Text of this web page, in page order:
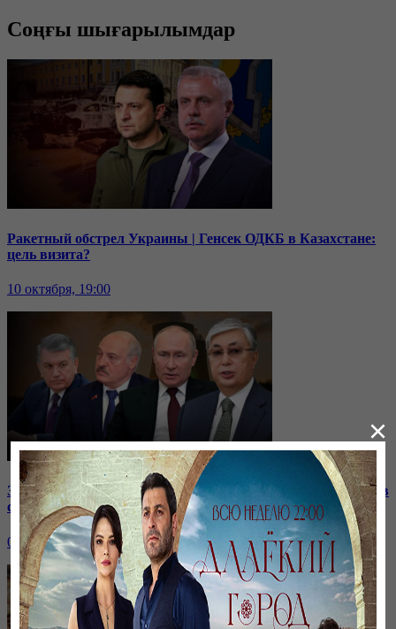
Соңғы шығарылымдар
Ракетный обстрел Украины | Генсек ОДКБ в Казахстане:
цель визита?
10 октября, 19:00
Зачем встретились лидеры стран СНГ? | Роль Казахстана в
строительстве нашей АЭС
07 октября, 19:00
×